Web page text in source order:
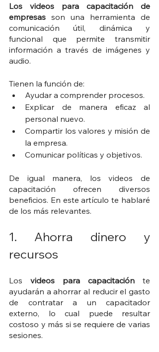
Los videos para capacitación de
empresas son una herramienta de
comunicación útil, dinámica y
funcional que permite transmitir
información a través de imágenes y
audio.
Tienen la función de:
Ayudar a comprender procesos.
Explicar de manera eficaz al
personal nuevo.
Compartir los valores y misión de
la empresa.
Comunicar políticas y objetivos.
De igual manera, los videos de
capacitación ofrecen diversos
beneficios. En este artículo te hablaré
de los más relevantes.
1. Ahorra dinero y
recursos
Los videos para capacitación te
ayudarán a ahorrar al reducir el gasto
de contratar a un capacitador
externo, lo cual puede resultar
costoso y más si se requiere de varias
sesiones.